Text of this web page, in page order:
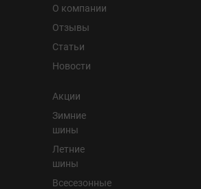
О компании
Отзывы
Статьи
Новости
Акции
Зимние
шины
Летние
шины
Всесезонные